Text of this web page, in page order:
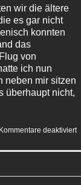
wir die ältere
es gar nicht
konnten
das
von
ich nun
neben mir sitzen
überhaupt nicht,
Kommentare deaktiviertfür